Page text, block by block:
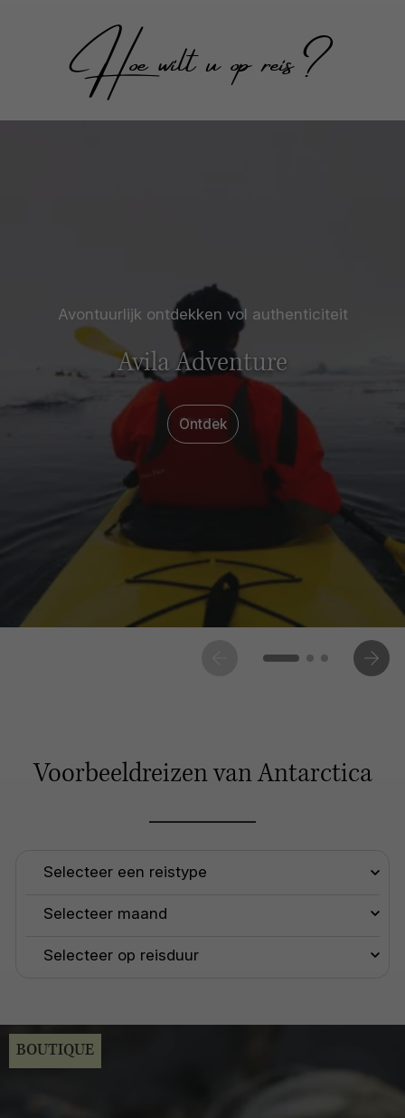
Hoe wilt u op reis?
Avontuurlijk ontdekken vol authenticiteit
Avila Adventure
Ontdek
Voorbeeldreizen van Antarctica
BOUTIQUE